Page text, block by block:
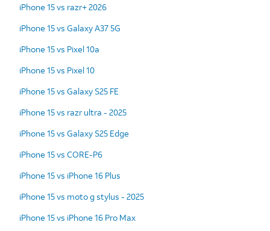
iPhone 15 vs razr+ 2026
iPhone 15 vs Galaxy A37 5G
iPhone 15 vs Pixel 10a
iPhone 15 vs Pixel 10
iPhone 15 vs Galaxy S25 FE
iPhone 15 vs razr ultra - 2025
iPhone 15 vs Galaxy S25 Edge
iPhone 15 vs CORE-P6
iPhone 15 vs iPhone 16 Plus
iPhone 15 vs moto g stylus - 2025
iPhone 15 vs iPhone 16 Pro Max